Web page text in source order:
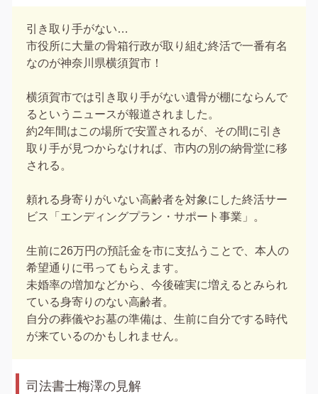
引き取り手がない…
市役所に大量の骨箱行政が取り組む終活で一番有名
なのが神奈川県横須賀市！
横須賀市では引き取り手がない遺骨が棚にならんで
るというニュースが報道されました。
約2年間はこの場所で安置されるが、その間に引き
取り手が見つからなければ、市内の別の納骨堂に移
される。
頼れる身寄りがいない高齢者を対象にした終活サー
ビス「エンディングプラン・サポート事業」。
生前に26万円の預託金を市に支払うことで、本人の
希望通りに弔ってもらえます。
未婚率の増加などから、今後確実に増えるとみられ
ている身寄りのない高齢者。
自分の葬儀やお墓の準備は、生前に自分でする時代
が来ているのかもしれません。
司法書士梅澤の見解